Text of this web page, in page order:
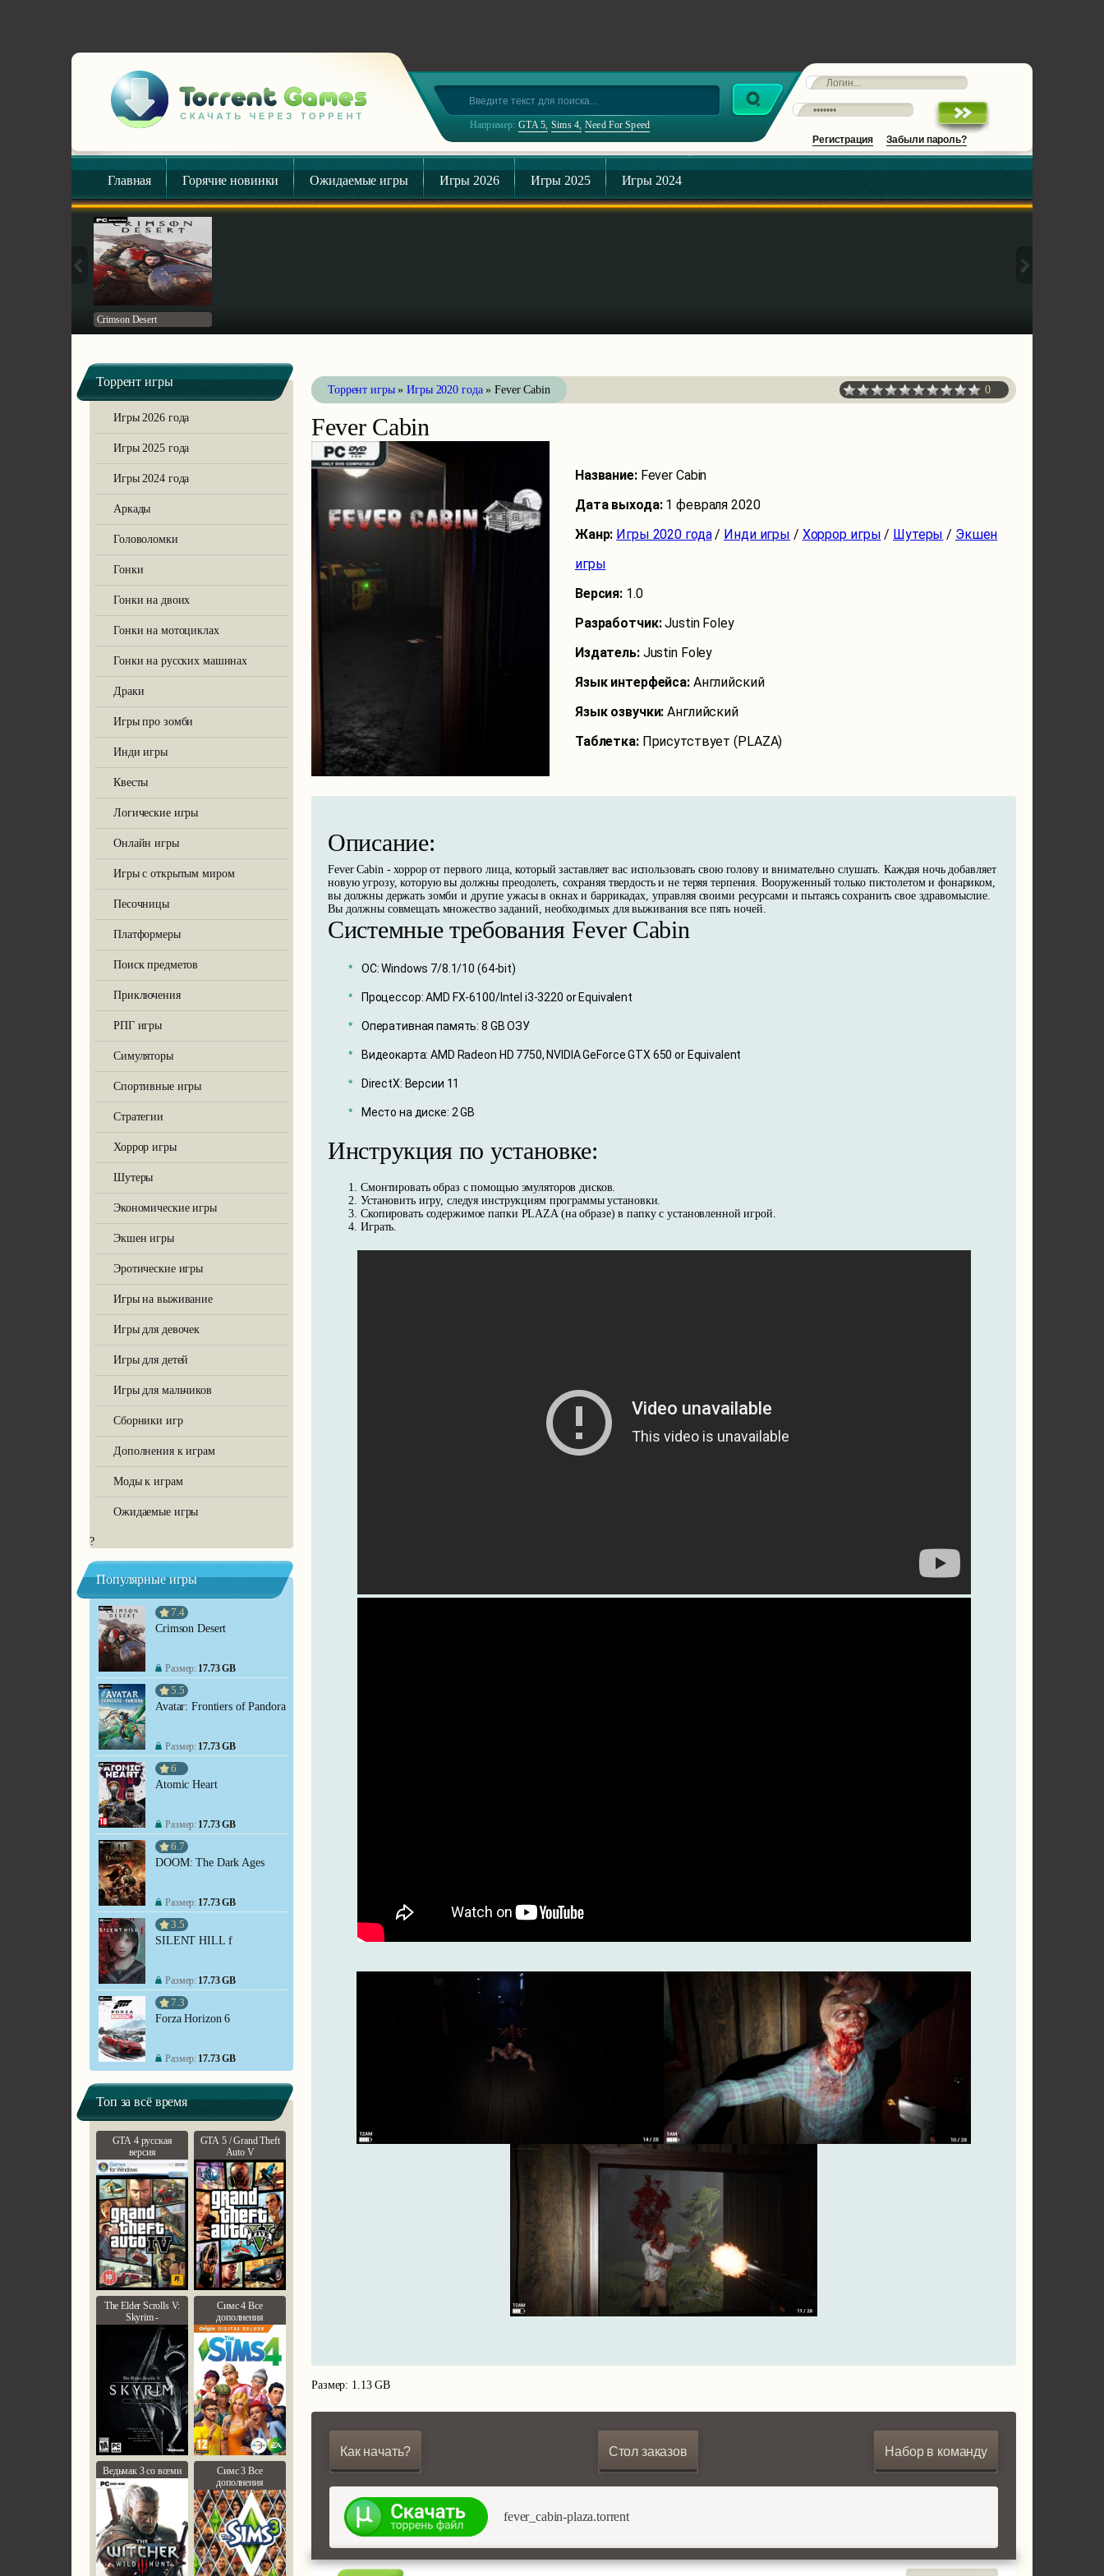
Например: GTA 5 Sims 4 Need For Speed
Регистрация
Забыли пароль?
Главная Горячие новинки Ожидаемые игры Игры 2026 Игры 2025 Игры 2024
Crimson Desert
Atomic Heart
DOOM: The Dark Ages
Forza Horizon 6
The Outer Worlds 2
Marvel's Spider-Man: Miles
Ghost of Tsushima на пк -
Marvel’s Spider-Man
Торрент игры
Игры 2026 года
Игры 2025 года
Игры 2024 года
Аркады
Головоломки
Гонки
Гонки на двоих
Гонки на мотоциклах
Гонки на русских машинах
Драки
Игры про зомби
Инди игры
Квесты
Логические игры
Онлайн игры
Игры с открытым миром
Песочницы
Платформеры
Поиск предметов
Приключения
РПГ игры
Симуляторы
Спортивные игры
Стратегии
Хоррор игры
Шутеры
Экономические игры
Экшен игры
Эротические игры
Игры на выживание
Игры для девочек
Игры для детей
Игры для мальчиков
Сборники игр
Дополнения к играм
Моды к играм
Ожидаемые игры
?
Популярные игры
7.4
Crimson Desert
Размер: 17.73 GB
5.5
Avatar: Frontiers of Pandora
Размер: 17.73 GB
6
Atomic Heart
Размер: 17.73 GB
6.7
DOOM: The Dark Ages
Размер: 17.73 GB
3.5
SILENT HILL f
Размер: 17.73 GB
7.3
Forza Horizon 6
Размер: 17.73 GB
Топ за всё время
GTA 4 русская
версия
GTA 5 / Grand Theft
Auto V
The Elder Scrolls V:
Skyrim -
Симс 4 Все
дополнения
Ведьмак 3 со всеми
Симс 3 Все
дополнения
Торрент игры»Игры 2020 года» Fever Cabin 0
Fever Cabin
Название: Fever Cabin
Дата выхода: 1 февраля 2020
Жанр: Игры 2020 года/ Инди игры / Хоррор игры / Шутеры / Экшен
игры
Версия: 1.0
Разработчик:Justin Foley
Издатель: Justin Foley
Язык интерфейса: Английский
Язык озвучки:Английский
Таблетка: Присутствует (PLAZA)
Описание:
Fever Cabin - хоррор от первого лица, который заставляет вас использовать свою голову и внимательно слушать. Каждая ночь добавляет
новую угрозу, которую вы должны преодолеть, сохраняя твердость и не теряя терпения. Вооруженный только пистолетом и фонариком,
вы должны держать зомби и другие ужасы в окнах и баррикадах, управляя своими ресурсами и пытаясь сохранить свое здравомыслие.
Вы должны совмещать множество заданий, необходимых для выживания все пять ночей.
Системные требования Fever Cabin
ОС: Windows 7/8.1/10 (64-bit)
Процессор: AMD FX-6100/Intel i3-3220 or Equivalent
Оперативная память: 8 GB ОЗУ
Видеокарта: AMD Radeon HD 7750, NVIDIA GeForce GTX 650 or Equivalent
DirectX: Версии 11
Место на диске: 2 GB
Инструкция по установке:
Смонтировать образ с помощью эмуляторов дисков.
Установить игру, следуя инструкциям программы установки.
Скопировать содержимое папки PLAZA (на образе) в папку с установленной игрой.
Играть.
Размер: 1.13 GB
Как начать? Стол заказов Набор в команду
fever_cabin-plaza.torrent